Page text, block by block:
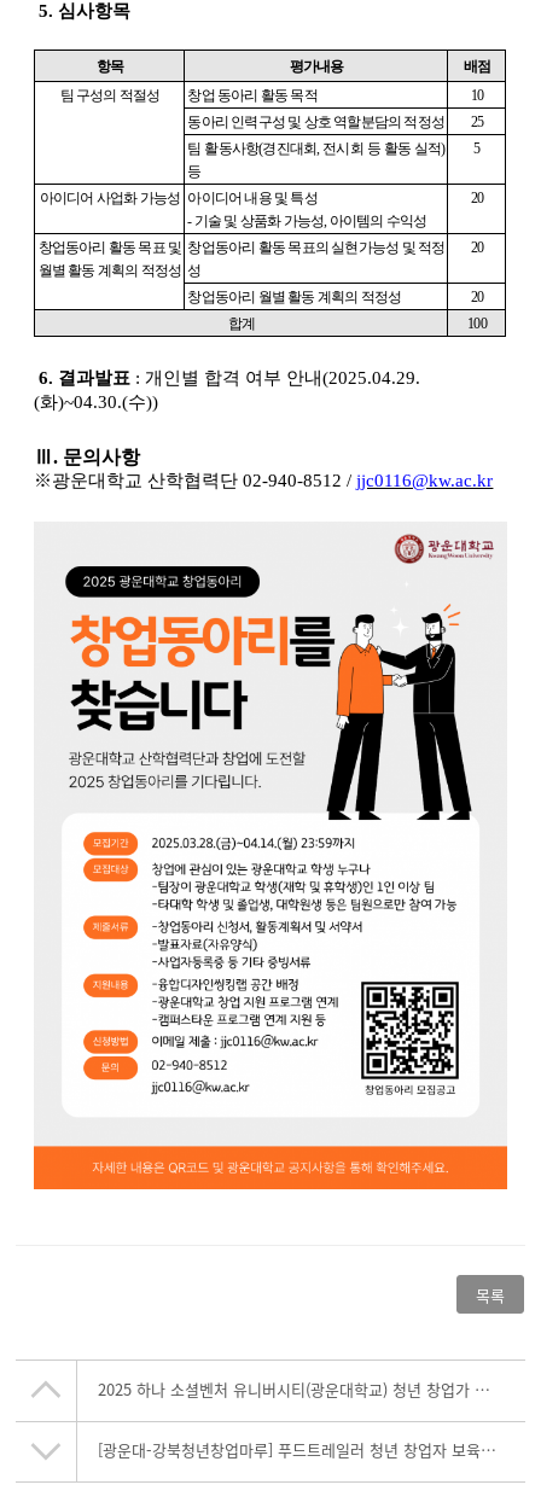
5.심사항목
항목 평가내용
배점
팀 구성의 적절성
창업 동아리 활동 목적
10
동아리 인력구성 및 상호 역할분담의 적정성
25
팀 활동사항(경진대회, 전시회 등 활동 실적)
등
5
아이디어 사업화 가능성 아이디어 내용 및 특성
- 기술 및 상품화 가능성, 아이템의 수익성
20
창업동아리 활동 목표 및
월별 활동 계획의 적정성
창업동아리 활동 목표의 실현가능성 및 적정
성
20
창업동아리 월별 활동 계획의 적정성
20
합계
100
6. 결과발표 : 개인별 합격 여부 안내(2025.04.29.
(화)~04.30.(수))
Ⅲ. 문의사항
※광운대학교 산학협력단02-940-8512 /jjc0116@kw.ac.kr
목록
2025 하나 소셜벤처 유니버시티(광운대학교) 청년 창업가 모집(~05.23.)
[광운대-강북청년창업마루] 푸드트레일러 청년 창업자 보육 사업 참여자 모집(~04.22)